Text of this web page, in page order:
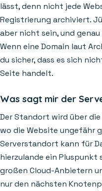
lässt, denn nicht jede
Registrierung archiviert.
aber nicht sein, und
Wenn eine Domain laut
du sicher, dass es sich
Seite handelt.
Was sagt mir der
Der Standort wird über
wo die Website ungefähr
Serverstandort kann für
hierzulande ein Pluspunkt
großen Cloud-Anbietern
nur den nächsten